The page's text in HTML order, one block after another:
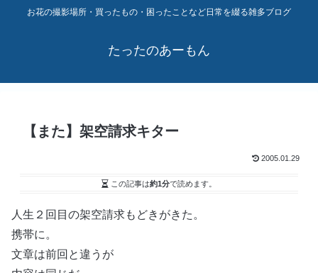
お花の撮影場所・買ったもの・困ったことなど日常を綴る雑多ブログ
たったのあーもん
【また】架空請求キター
2005.01.29
この記事は約1分で読めます。
人生２回目の架空請求もどきがきた。
携帯に。
文章は前回と違うが